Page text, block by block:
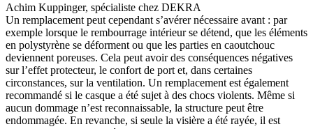
Achim Kuppinger, spécialiste chez DEKRA
Un remplacement peut cependant s’avérer nécessaire avant : par
exemple lorsque le rembourrage intérieur se détend, que les éléments
en polystyrène se déforment ou que les parties en caoutchouc
deviennent poreuses. Cela peut avoir des conséquences négatives
sur l’effet protecteur, le confort de port et, dans certaines
circonstances, sur la ventilation. Un remplacement est également
recommandé si le casque a été sujet à des chocs violents. Même si
aucun dommage n’est reconnaissable, la structure peut être
endommagée. En revanche, si seule la visière a été rayée, il est